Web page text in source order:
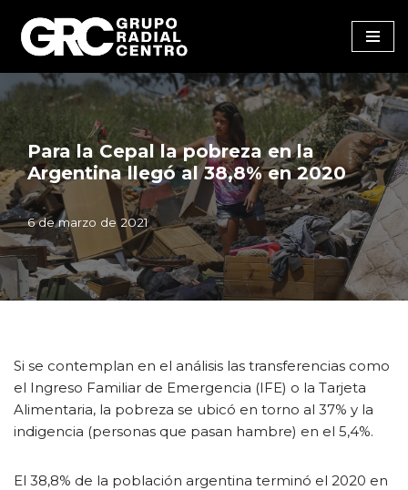
Saltar
al
contenido
Para la Cepal la pobreza en la
Argentina llegó al 38,8% en 2020
6 de marzo de 2021
Si se contemplan en el análisis las transferencias como
el Ingreso Familiar de Emergencia (IFE) o la Tarjeta
Alimentaria, la pobreza se ubicó en torno al 37% y la
indigencia (personas que pasan hambre) en el 5,4%.
El 38,8% de la población argentina terminó el 2020 en